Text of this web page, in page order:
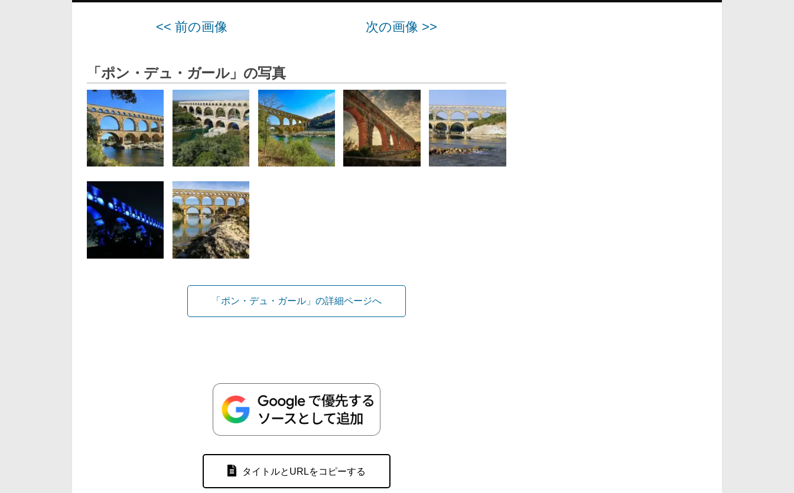
<< 前の画像 次の画像 >>
「ポン・デュ・ガール」の写真
「ポン・デュ・ガール」の詳細ページへ
タイトルとURLをコピーする